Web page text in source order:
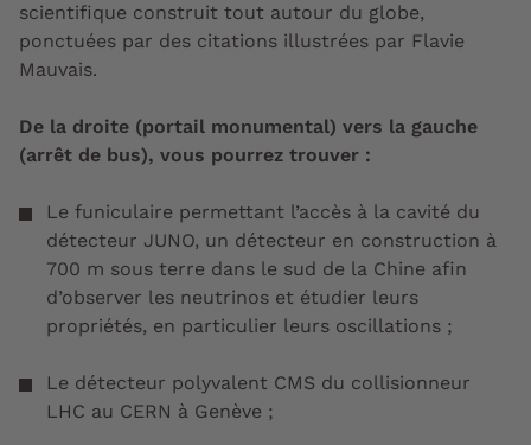
scientifique construit tout autour du globe,
ponctuées par des citations illustrées par Flavie
Mauvais.
De la droite (portail monumental) vers la gauche
(arrêt de bus), vous pourrez trouver :
Le funiculaire permettant l’accès à la cavité du
détecteur JUNO, un détecteur en construction à
700 m sous terre dans le sud de la Chine afin
d’observer les neutrinos et étudier leurs
propriétés, en particulier leurs oscillations ;
Le détecteur polyvalent CMS du collisionneur
LHC au CERN à Genève ;